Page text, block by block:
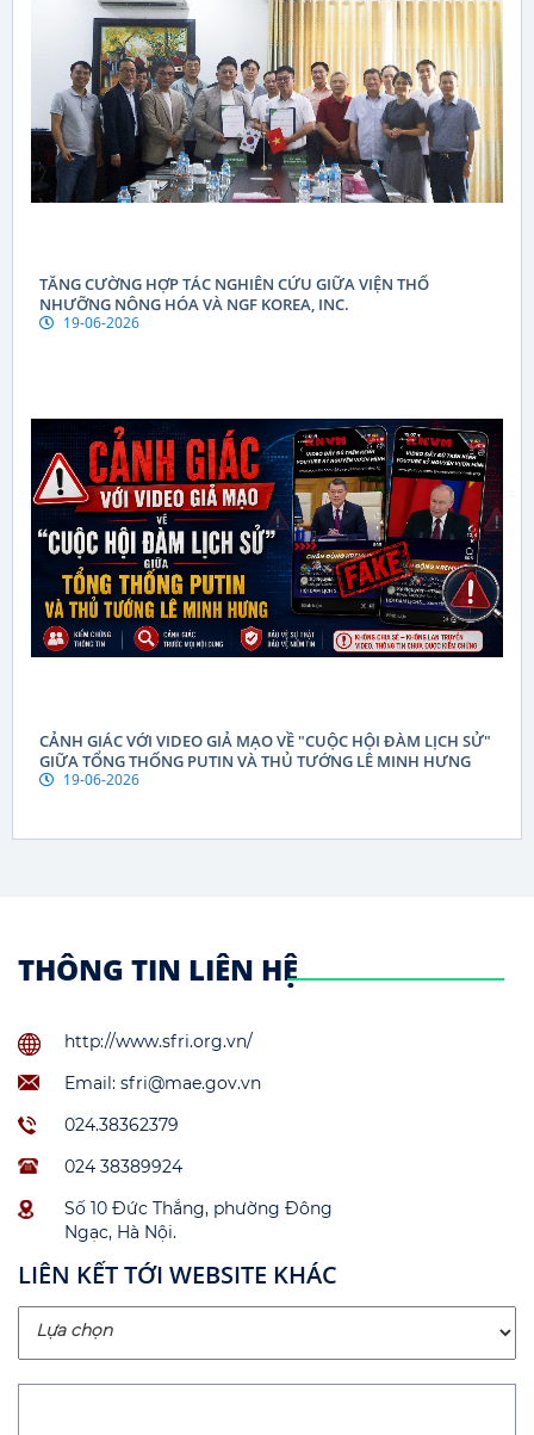
TĂNG CƯỜNG HỢP TÁC NGHIÊN CỨU GIỮA VIỆN THỔ
NHƯỠNG NÔNG HÓA VÀ NGF KOREA, INC.
19-06-2026
CẢNH GIÁC VỚI VIDEO GIẢ MẠO VỀ "CUỘC HỘI ĐÀM LỊCH SỬ"
GIỮA TỔNG THỐNG PUTIN VÀ THỦ TƯỚNG LÊ MINH HƯNG
19-06-2026
THÔNG TIN LIÊN HỆ
http://www.sfri.org.vn/
Email: sfri@mae.gov.vn
024.38362379
024 38389924
Số 10 Đức Thắng, phường Đông
Ngạc, Hà Nội.
LIÊN KẾT TỚI WEBSITE KHÁC